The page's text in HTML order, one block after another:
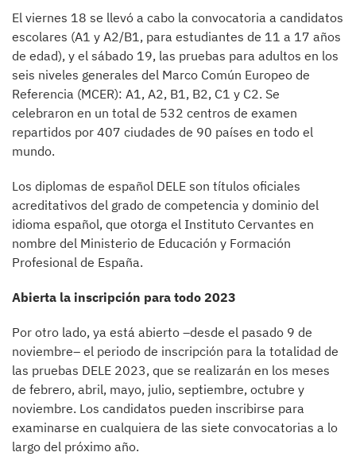
El viernes 18 se llevó a cabo la convocatoria a candidatos
escolares (A1 y A2/B1, para estudiantes de 11 a 17 años
de edad), y el sábado 19, las pruebas para adultos en los
seis niveles generales del Marco Común Europeo de
Referencia (MCER): A1, A2, B1, B2, C1 y C2. Se
celebraron en un total de 532 centros de examen
repartidos por 407 ciudades de 90 países en todo el
mundo.
Los diplomas de español DELE son títulos oficiales
acreditativos del grado de competencia y dominio del
idioma español, que otorga el Instituto Cervantes en
nombre del Ministerio de Educación y Formación
Profesional de España.
Abierta la inscripción para todo 2023
Por otro lado, ya está abierto –desde el pasado 9 de
noviembre– el periodo de inscripción para la totalidad de
las pruebas DELE 2023, que se realizarán en los meses
de febrero, abril, mayo, julio, septiembre, octubre y
noviembre. Los candidatos pueden inscribirse para
examinarse en cualquiera de las siete convocatorias a lo
largo del próximo año.